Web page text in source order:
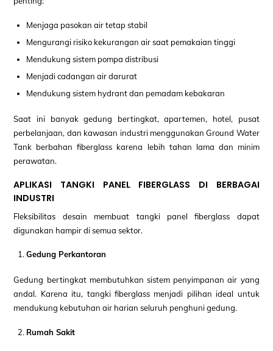
Menjaga pasokan air tetap stabil
Mengurangi risiko kekurangan air saat pemakaian tinggi
Mendukung sistem pompa distribusi
Menjadi cadangan air darurat
Mendukung sistem hydrant dan pemadam kebakaran
Saat ini banyak gedung bertingkat, apartemen, hotel, pusat
perbelanjaan, dan kawasan industri menggunakan Ground Water
Tank berbahan fiberglass karena lebih tahan lama dan minim
perawatan.
APLIKASI TANGKI PANEL FIBERGLASS DI BERBAGAI
INDUSTRI
Fleksibilitas desain membuat tangki panel fiberglass dapat
digunakan hampir di semua sektor.
Gedung Perkantoran
Gedung bertingkat membutuhkan sistem penyimpanan air yang
andal. Karena itu, tangki fiberglass menjadi pilihan ideal untuk
mendukung kebutuhan air harian seluruh penghuni gedung.
Rumah Sakit